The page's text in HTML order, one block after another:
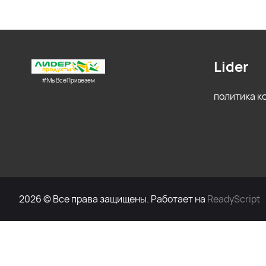
#МыВсёПривезем
Lider
политика
2026 © Все права защищены. Работает на ReadyScript